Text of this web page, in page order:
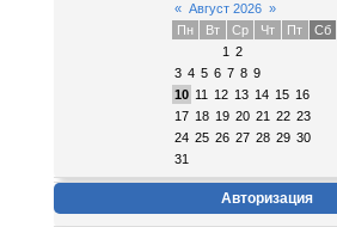
« Август 2026 »
Пн
Вт Ср Чт Пт Сб
1 2
3 4 5 6 7 8 9
10 11 12 13 14 15 16
17 18 19 20 21 22 23
24 25 26 27 28 29 30
31
Авторизация